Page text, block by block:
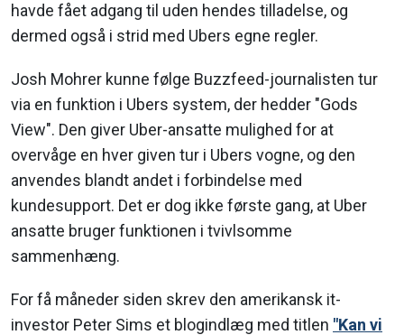
havde fået adgang til uden hendes tilladelse, og
dermed også i strid med Ubers egne regler.
Josh Mohrer kunne følge Buzzfeed-journalisten tur
via en funktion i Ubers system, der hedder "Gods
View". Den giver Uber-ansatte mulighed for at
overvåge en hver given tur i Ubers vogne, og den
anvendes blandt andet i forbindelse med
kundesupport. Det er dog ikke første gang, at Uber
ansatte bruger funktionen i tvivlsomme
sammenhæng.
For få måneder siden skrev den amerikansk it-
investor Peter Sims et blogindlæg med titlen "Kan vi